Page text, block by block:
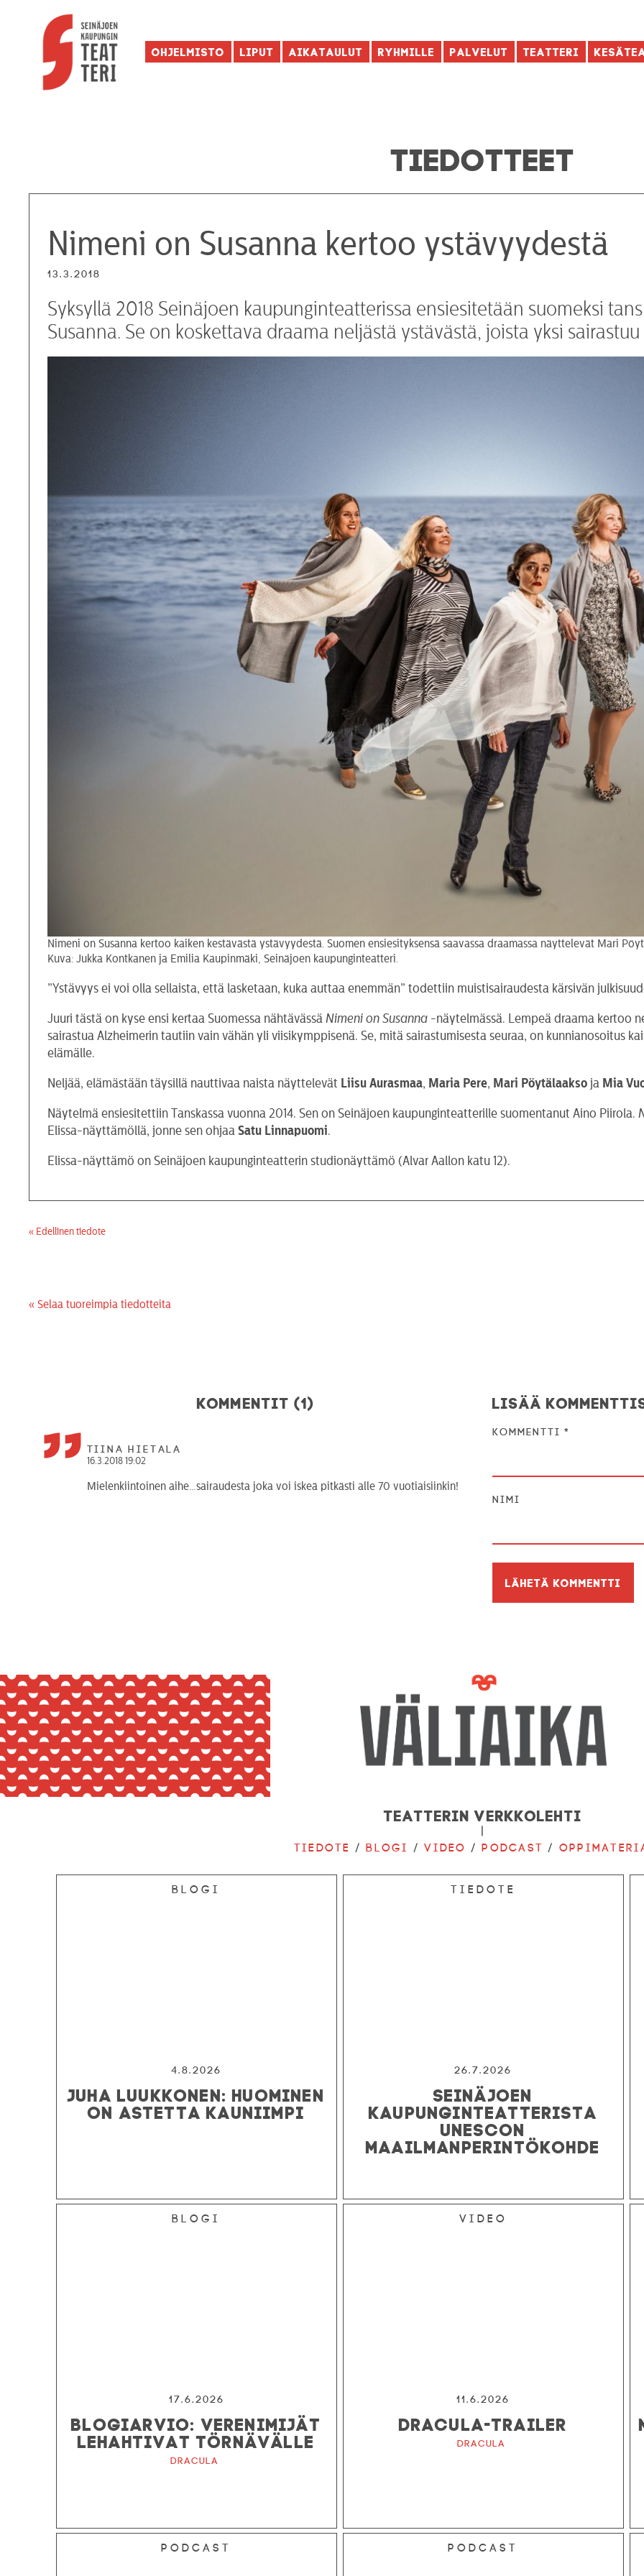
Ohjelmisto Liput Aikataulut Ryhmille Palvelut Teatteri
TIEDOTTEET
Nimeni on Susanna kertoo ystävyydestä
13.3.2018
Syksyllä 2018 Seinäjoen kaupunginteatterissa ensiesitetään suomeksi
Susanna. Se on koskettava draama neljästä ystävästä, joista yksi
Nimeni on Susanna kertoo kaiken kestävästä ystävyydestä. Suomen ensiesityksensä saavassa draamassa näyttelevät Mari
Kuva: Jukka Kontkanen ja Emilia Kaupinmäki, Seinäjoen kaupunginteatteri.
”Ystävyys ei voi olla sellaista, että lasketaan, kuka auttaa enemmän” todettiin muistisairaudesta kärsivän
Juuri tästä on kyse ensi kertaa Suomessa nähtävässäNimeni on Susanna -näytelmässä. Lempeä draama kertoo
sairastua Alzheimerin tautiin vain vähän yli viisikymppisenä. Se, mitä sairastumisesta seuraa, on kunnianosoitus
elämälle.
Neljää, elämästään täysillä nauttivaa naista näyttelevät Liisu Aurasmaa, Maria Pere, Mari Pöytälaakso ja Mia
Näytelmä ensiesitettiin Tanskassa vuonna 2014. Sen on Seinäjoen kaupunginteatterille suomentanut Aino Piirola.
Elissa-näyttämöllä, jonne sen ohjaaSatu Linnapuomi.
Elissa-näyttämö on Seinäjoen kaupunginteatterin studionäyttämö (Alvar Aallon katu 12).
« Edellinen tiedote
« Selaa tuoreimpia tiedotteita
Kommentit (1)
Tiina Hietala
16.3.2018 19:02
Mielenkiintoinen aihe…sairaudesta joka voi iskeä pitkästi alle 70 vuotiaisiinkin!
Lisää
Kommentti *
Nimi
Teatterin verkkolehti
|
Tiedote /Blogi /Video /Podcast /
Blogi
4.8.2026
JUHA LUUKKONEN: HUOMINEN
ON ASTETTA KAUNIIMPI
Tiedote
26.7.2026
SEINÄJOEN
KAUPUNGINTEATTERISTA
UNESCON
MAAILMANPERINTÖKOHDE
Blogi
17.6.2026
BLOGIARVIO: VERENIMIJÄT
LEHAHTIVAT TÖRNÄVÄLLE
Dracula
Video
11.6.2026
DRACULA-TRAILER
Dracula
Podcast Podcast